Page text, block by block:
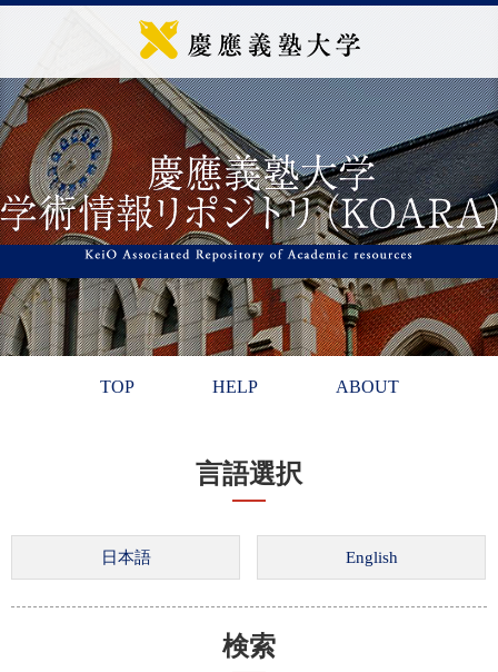
TOP HELP ABOUT
言語選択
検索